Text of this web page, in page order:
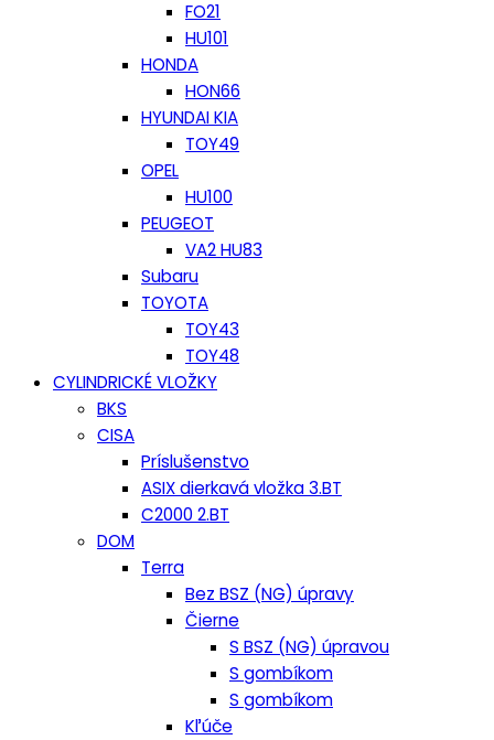
FO21
HU101
HONDA
HON66
HYUNDAI KIA
TOY49
OPEL
HU100
PEUGEOT
VA2 HU83
Subaru
TOYOTA
TOY43
TOY48
CYLINDRICKÉ VLOŽKY
BKS
CISA
Príslušenstvo
ASIX dierkavá vložka 3.BT
C2000 2.BT
DOM
Terra
Bez BSZ (NG) úpravy
Čierne
S BSZ (NG) úpravou
S gombíkom
S gombíkom
Kľúče